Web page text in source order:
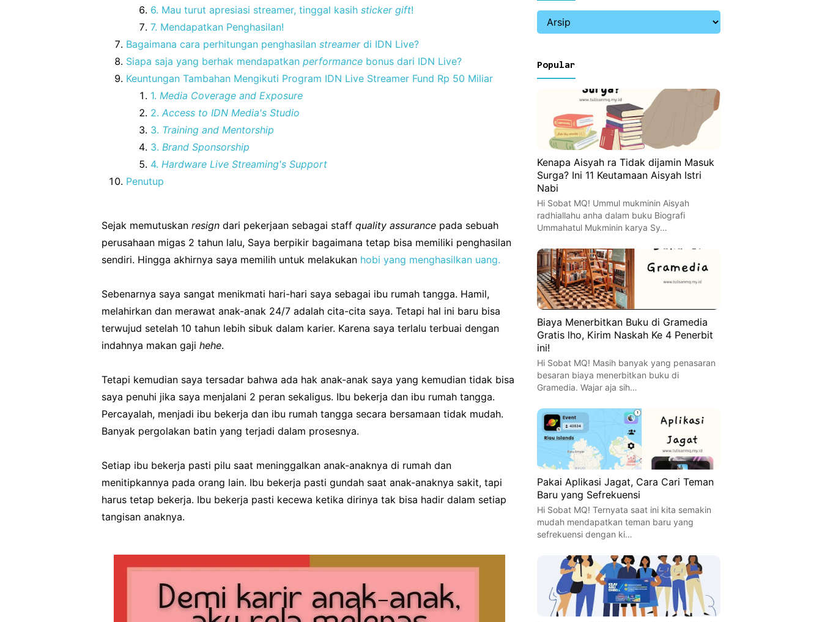
6. Mau turut apresiasi streamer, tinggal kasih sticker gift!
7. Mendapatkan Penghasilan!
Bagaimana cara perhitungan penghasilan streamerdi IDN Live?
Siapa saja yang berhak mendapatkan performance bonus dari IDN Live?
Keuntungan Tambahan Mengikuti Program IDN Live Streamer Fund Rp 50 Miliar
1. Media Coverage and Exposure
2. Access to IDN Media's Studio
3. Training and Mentorship
3. Brand Sponsorship
4. Hardware Live Streaming's Support
Penutup
Sejak memutuskan resign dari pekerjaan sebagai staff quality assurance pada sebuah
perusahaan migas 2 tahun lalu, Saya berpikir bagaimana tetap bisa memiliki penghasilan
sendiri. Hingga akhirnya saya memilih untuk melakukan hobi yang menghasilkan uang.
Sebenarnya saya sangat menikmati hari-hari saya sebagai ibu rumah tangga. Hamil,
melahirkan dan merawat anak-anak 24/7 adalah cita-cita saya. Tetapi hal ini baru bisa
terwujud setelah 10 tahun lebih sibuk dalam karier. Karena saya terlalu terbuai dengan
indahnya makan gaji hehe.
Tetapi kemudian saya tersadar bahwa ada hak anak-anak saya yang kemudian tidak bisa
saya penuhi jika saya menjalani 2 peran sekaligus. Ibu bekerja dan ibu rumah tangga.
Percayalah, menjadi ibu bekerja dan ibu rumah tangga secara bersamaan tidak mudah.
Banyak pergolakan batin yang terjadi dalam prosesnya.
Setiap ibu bekerja pasti pilu saat meninggalkan anak-anaknya di rumah dan
menitipkannya pada orang lain. Ibu bekerja pasti gundah saat anak-anaknya sakit, tapi
harus tetap bekerja. Ibu bekerja pasti kecewa ketika dirinya tak bisa hadir dalam setiap
tangisan anaknya.
Popular
Kenapa Aisyah ra Tidak dijamin Masuk
Surga? Ini 11 Keutamaan Aisyah Istri
Nabi
Hi Sobat MQ! Ummul mukminin Aisyah
radhiallahu anha dalam buku Biografi
Ummahatul Mukminin karya Sy…
Biaya Menerbitkan Buku di Gramedia
Gratis lho, Kirim Naskah Ke 4 Penerbit
ini!
Hi Sobat MQ! Masih banyak yang penasaran
besaran biaya menerbitkan buku di
Gramedia. Wajar aja sih…
Pakai Aplikasi Jagat, Cara Cari Teman
Baru yang Sefrekuensi
Hi Sobat MQ! Ternyata saat ini kita semakin
mudah mendapatkan teman baru yang
sefrekuensi dengan ki…